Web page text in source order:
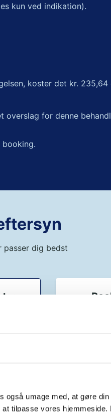
umage med, at gøre
tilpasse vores hjemmeside.
kun ved indikation).
koster det kr. 235,64
overslag for denne
dig bedst
Vælg tid